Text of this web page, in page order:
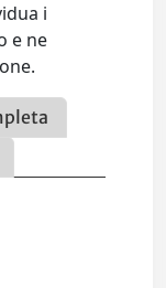
i
e ne